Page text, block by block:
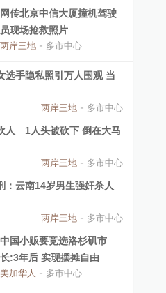
网传北京中信大厦撞机驾驶
员现场抢救照片
两岸三地 - 多市中心
选手隐私照引万人围观 当
两岸三地 - 多市中心
人 1人头被砍下 倒在大马
两岸三地 - 多市中心
：云南14岁男生强奸杀人
两岸三地 - 多市中心
中国小贩要竞选洛杉矶市
长:3年后 实现摆摊自由
美加华人 - 多市中心